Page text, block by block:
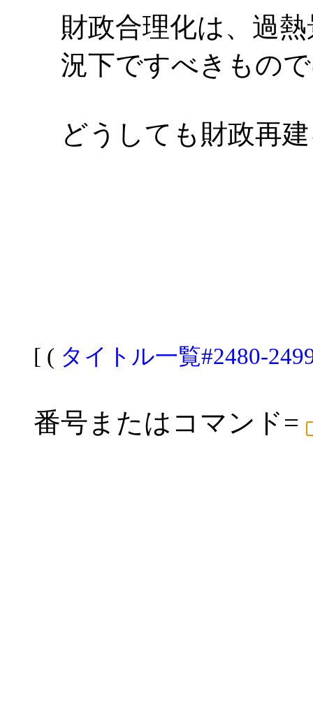
財政合理化は、過熱
況下ですべきもの
どうしても財政再
[ ( タイトル一覧#2480-
番号またはコマンド=